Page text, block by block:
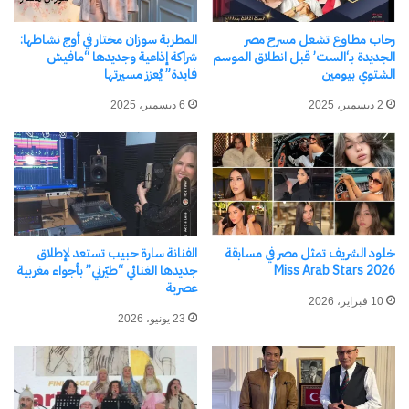
والموسيقيين فنياً وعلمياً كان الدافع الأكبر لهذا الانتقال،
وبالتزامن مع هذه الرحلة الجديدة، يستعد لإطلاق أحدث
أغنياته بعنوان “أخوك عاش جدع”، بالتعاون مع شركات
إنتاج إماراتية، ومن المقرر تصوير “الفيديو كليب” الخاص
بها في المواقع الجذابة التي تشتهر بها مدينة دبي.
تأتي الأغنية الجديدة لتضاف إلى سجل حافل من
الأعمال التي لاقت استحسان الجمهور، ومن أبرزها:
1. قابل كله بيجامل
رحاب مطاوع تشعل مسرح مصر
الجديدة بـ‘الست’ قبل انطلاق الموسم
الشتوي بيومين
2 ديسمبر، 2025
المطربة سوزان مختار في أوج نشاطها:
شراكة إذاعية وجديدها “مافيش
فايدة” يُعزز مسيرتها
6 ديسمبر، 2025
خلود الشريف تمثل مصر في مسابقة
Miss Arab Stars 2026
10 فبراير، 2026
الفنانة سارة حبيب تستعد لإطلاق
جديدها الغنائي “طيّرني” بأجواء مغربية
عصرية
23 يونيو، 2026